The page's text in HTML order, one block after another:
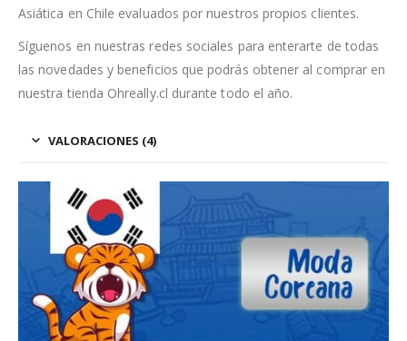
Asiática en Chile evaluados por nuestros propios clientes.
Síguenos en nuestras redes sociales para enterarte de todas
las novedades y beneficios que podrás obtener al comprar en
nuestra tienda Ohreally.cl durante todo el año.
VALORACIONES (4)